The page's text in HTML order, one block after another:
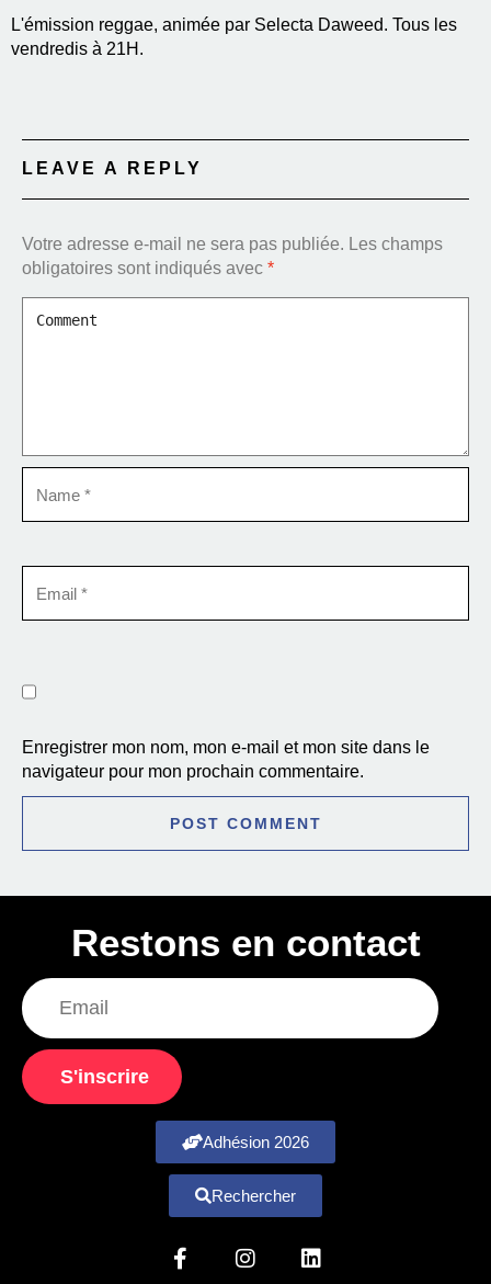
L'émission reggae, animée par Selecta Daweed. Tous les
vendredis à 21H.
LEAVE A REPLY
Votre adresse e-mail ne sera pas publiée. Les champs
obligatoires sont indiqués avec *
Enregistrer mon nom, mon e-mail et mon site dans le
navigateur pour mon prochain commentaire.
Restons en contact
S'inscrire
Adhésion 2026
Rechercher